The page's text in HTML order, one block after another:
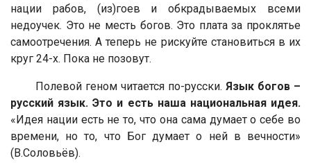
нации рабов, (из)гоев и обкрадываемых всеми
недоучек. Это не месть богов. Это плата за проклятье
самоотречения. А теперь не рискуйте становиться в их
круг 24-х. Пока не позовут.
Полевой геном читается по-русски. Язык богов –
русский язык. Это и есть наша национальная идея.
«Идея нации есть не то, что она сама думает о себе во
времени, но то, что Бог думает о ней в вечности»
(В.Соловьёв).